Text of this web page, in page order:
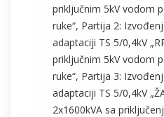
priključnim 5kV vodom
ruke“, Partija 2:
adaptaciji TS 5/0,4kV
priključnim 5kV vodom
ruke“, Partija 3:
adaptaciji TS 5/0,4kV
2x1600kVA sa